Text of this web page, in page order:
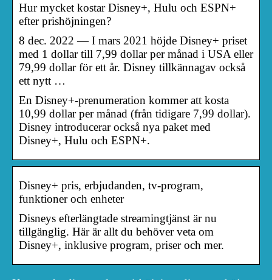
Hur mycket kostar Disney+, Hulu och ESPN+
efter prishöjningen?
8 dec. 2022 — I mars 2021 höjde Disney+ priset
med 1 dollar till 7,99 dollar per månad i USA eller
79,99 dollar för ett år. Disney tillkännagav också
ett nytt …
En Disney+-prenumeration kommer att kosta
10,99 dollar per månad (från tidigare 7,99 dollar).
Disney introducerar också nya paket med
Disney+, Hulu och ESPN+.
Disney+ pris, erbjudanden, tv-program,
funktioner och enheter
Disneys efterlängtade streamingtjänst är nu
tillgänglig. Här är allt du behöver veta om
Disney+, inklusive program, priser och mer.